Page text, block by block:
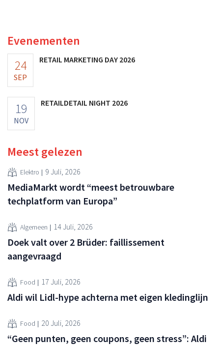
Evenementen
24
SEP
RETAIL MARKETING DAY 2026
19
NOV
RETAILDETAIL NIGHT 2026
Meest gelezen
Elektro 9 Juli, 2026
MediaMarkt wordt “meest betrouwbare
techplatform van Europa”
Algemeen 14 Juli, 2026
Doek valt over 2 Brüder: faillissement
aangevraagd
Food 17 Juli, 2026
Aldi wil Lidl-hype achterna met eigen kledinglijn
Food 20 Juli, 2026
“Geen punten, geen coupons, geen stress”: Aldi